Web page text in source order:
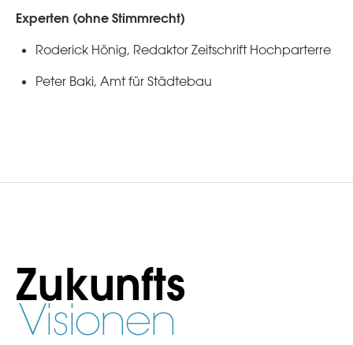
Experten (ohne Stimmrecht)
Roderick Hönig, Redaktor Zeitschrift Hochparterre
Peter Baki, Amt für Städtebau
Zukunfts
Visionen